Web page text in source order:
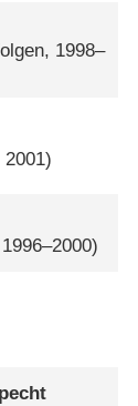
1998–
2001)